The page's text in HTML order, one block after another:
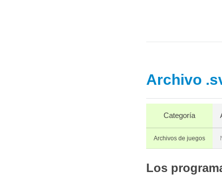
Archivo
Categoría
Archivos de juegos
Los